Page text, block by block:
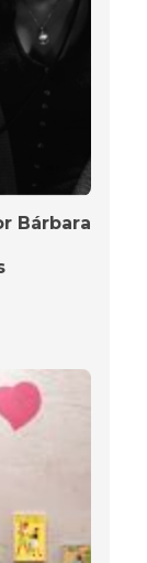
Bárbara